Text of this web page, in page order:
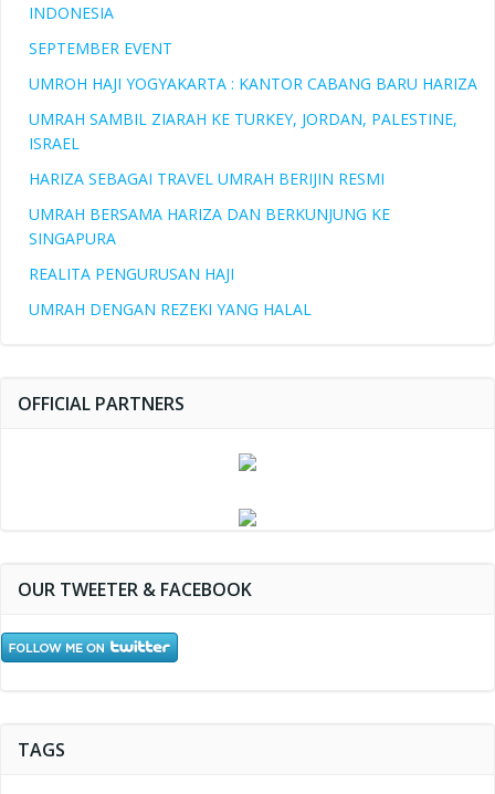
INDONESIA
SEPTEMBER EVENT
UMROH HAJI YOGYAKARTA : KANTOR CABANG BARU HARIZA
UMRAH SAMBIL ZIARAH KE TURKEY, JORDAN, PALESTINE,
ISRAEL
HARIZA SEBAGAI TRAVEL UMRAH BERIJIN RESMI
UMRAH BERSAMA HARIZA DAN BERKUNJUNG KE
SINGAPURA
REALITA PENGURUSAN HAJI
UMRAH DENGAN REZEKI YANG HALAL
OFFICIAL PARTNERS
OUR TWEETER & FACEBOOK
TAGS